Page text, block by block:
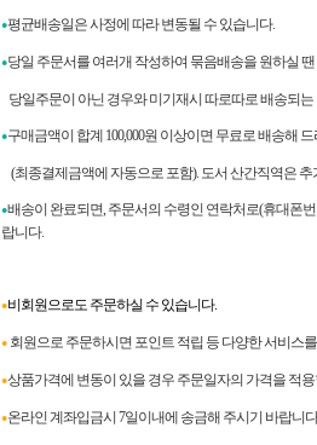
●평균배송일은 사정에 따라 변동될 수 있습니다.
●당일 주문서를 여러개 작성하여 묶음배송을 원하실
당일주문이 아닌 경우와 미기재시 따로따로 배송되
●구매금액이 합계 100,000원 이상이면 무료로 배송해
(최종결제금액에 자동으로 포함). 도서 산간직역은
●배송이 완료되면, 주문서의 수령인 연락처로(휴대폰
랍니다.
●비회원으로도 주문하실 수 있습니다.
● 회원으로 주문하시면 포인트 적립 등 다양한 서비스
●상품가격에 변동이 있을 경우 주문일자의 가격을 적
●온라인 계좌입금시 7일이내에 송금해 주시기 바랍니